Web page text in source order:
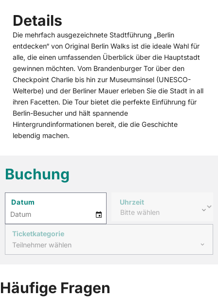
Details
Die mehrfach ausgezeichnete Stadtführung „Berlin
entdecken“ von Original Berlin Walks ist die ideale Wahl für
alle, die einen umfassenden Überblick über die Hauptstadt
gewinnen möchten. Vom Brandenburger Tor über den
Checkpoint Charlie bis hin zur Museumsinsel (UNESCO-
Welterbe) und der Berliner Mauer erleben Sie die Stadt in all
ihren Facetten. Die Tour bietet die perfekte Einführung für
Berlin-Besucher und hält spannende
Hintergrundinformationen bereit, die die Geschichte
lebendig machen.
Buchung
Datum
6
Thu
Datum
Uhrzeit
Ticketkategorie
Teilnehmer wählen
Häufige Fragen